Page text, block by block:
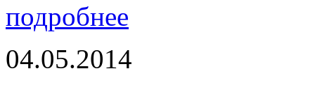
подробнее
04.05.2014